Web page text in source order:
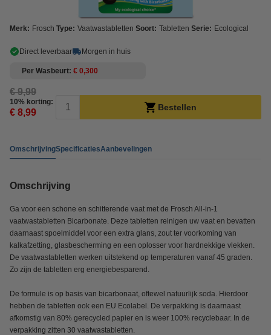
Merk: Frosch Type: Vaatwastabletten Soort: Tabletten Serie: Ecological
Direct leverbaar Morgen in huis
Per Wasbeurt € 0,300
€ 9,99
10% korting:
€ 8,99 Bestellen
OmschrijvingSpecificatiesAanbevelingen
Omschrijving
Ga voor een schone en schitterende vaat met de Frosch All-in-1
vaatwastabletten Bicarbonate. Deze tabletten reinigen uw vaat en bevatten
daarnaast spoelmiddel voor een extra glans, zout ter voorkoming van
kalkafzetting, glasbescherming en een oplosser voor hardnekkige vlekken.
De vaatwastabletten werken uitstekend op temperaturen vanaf 45 graden.
Zo zijn de tabletten erg energiebesparend.
De formule is op basis van bicarbonaat, oftewel natuurlijk soda. Hierdoor
hebben de tabletten ook een EU Ecolabel. De verpakking is daarnaast
afkomstig van 80% gerecycled papier en is weer 100% recyclebaar. In de
verpakking zitten 30 vaatwastabletten.